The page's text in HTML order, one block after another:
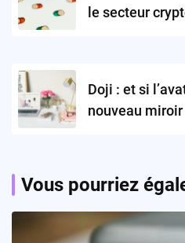
le secteur
Doji : et si
nouveau
Vous pourriez